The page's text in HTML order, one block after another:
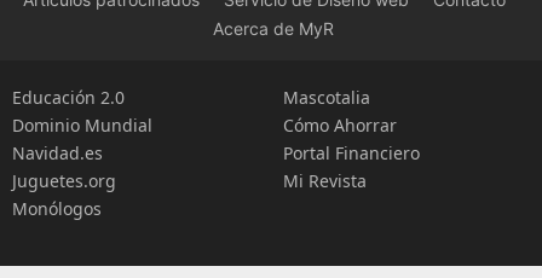
Acerca de MyR
Educación 2.0
Dominio Mundial
Navidad.es
Juguetes.org
Monólogos
Mascotalia
Cómo Ahorrar
Portal Financiero
Mi Revista